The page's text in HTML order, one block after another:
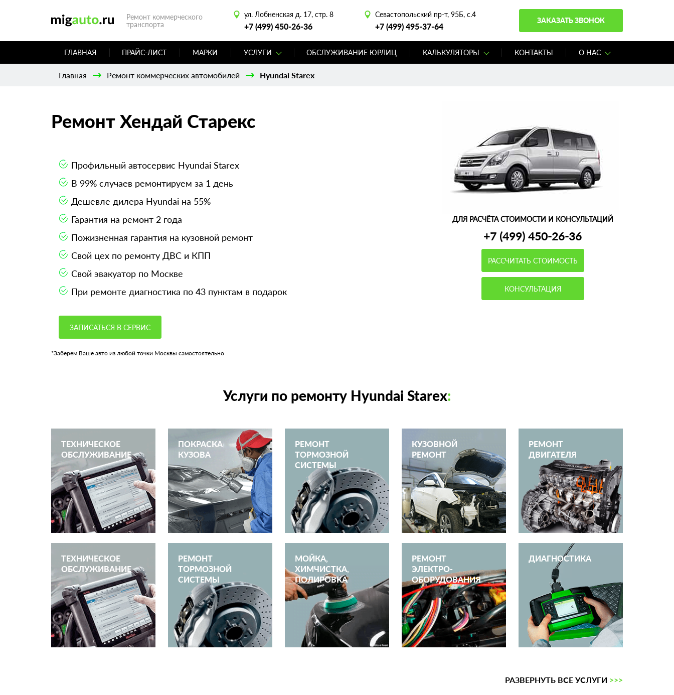
Ремонт коммерческого
транспорта
ул. Лобненская д. 17, стр. 8
+7 (499) 450-26-36
Севастопольский пр-т, 95Б, с.4
+7 (499) 495-37-64
ЗАКАЗАТЬ ЗВОНОК
ГЛАВНАЯ ПРАЙС-ЛИСТ МАРКИ УСЛУГИ ОБСЛУЖИВАНИЕ ЮРЛИЦ КАЛЬКУЛЯТОРЫ КОНТАКТЫ О НАС
Главная Ремонт коммерческих автомобилей Hyundai Starex
Ремонт Хендай Старекс
Профильный автосервис Hyundai Starex
В 99% случаев ремонтируем за 1 день
Дешевле дилера Hyundai на 55%
Гарантия на ремонт 2 года
Пожизненная гарантия на кузовной ремонт
Свой цех по ремонту ДВС и КПП
Свой эвакуатор по Москве
При ремонте диагностика по 43 пунктам в подарок
ЗАПИСАТЬСЯ В СЕРВИС
*Заберем Ваше авто из любой точки Москвы самостоятельно
ДЛЯ РАСЧЁТА СТОИМОСТИ И КОНСУЛЬТАЦИЙ
+7 (499) 450-26-36
РАССЧИТАТЬ СТОИМОСТЬ
КОНСУЛЬТАЦИЯ
Услуги по ремонту Hyundai Starex:
ТЕХНИЧЕСКОЕ
ОБСЛУЖИВАНИЕ
ПОКРАСКА
КУЗОВА
РЕМОНТ
ТОРМОЗНОЙ
СИСТЕМЫ
КУЗОВНОЙ
РЕМОНТ
РЕМОНТ
ДВИГАТЕЛЯ
ТЕХНИЧЕСКОЕ
ОБСЛУЖИВАНИЕ
РЕМОНТ
ТОРМОЗНОЙ
СИСТЕМЫ
МОЙКА,
ХИМЧИСТКА,
ПОЛИРОВКА
РЕМОНТ
ЭЛЕКТРО­
ОБОРУДОВАНИЯ
ДИАГНОСТИКА
РАЗВЕРНУТЬ ВСЕ УСЛУГИ >>>